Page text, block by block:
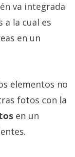
va integrada
a la cual es
en un
elementos no
fotos con la
en un